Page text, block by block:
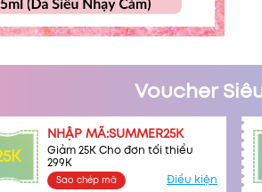
Voucher
NHẬP MÃ:SUMMER25K
Giảm 25K Cho đơn tối thiểu
299K
Sao chép mã Điều kiện